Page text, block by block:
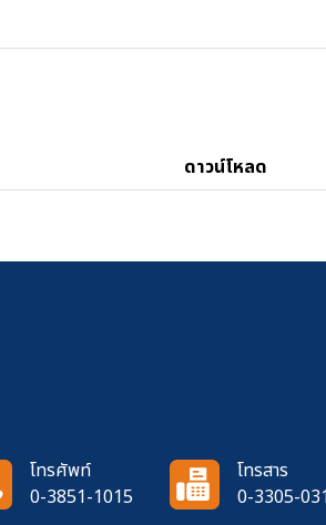
ดาวน์โหลด
โทรศัพท์
0-3851-1015
โทรสาร
0-3305-